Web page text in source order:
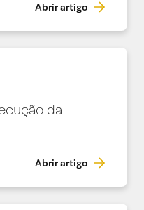
Abrir artigo
da
Abrir artigo